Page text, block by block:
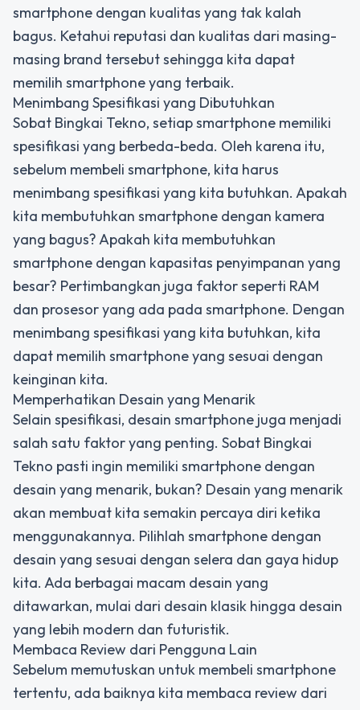
smartphone dengan kualitas yang tak kalah
bagus. Ketahui reputasi dan kualitas dari masing-
masing brand tersebut sehingga kita dapat
memilih smartphone yang terbaik.
Menimbang Spesifikasi yang Dibutuhkan
Sobat Bingkai Tekno, setiap smartphone memiliki
spesifikasi yang berbeda-beda. Oleh karena itu,
sebelum membeli smartphone, kita harus
menimbang spesifikasi yang kita butuhkan. Apakah
kita membutuhkan smartphone dengan kamera
yang bagus? Apakah kita membutuhkan
smartphone dengan kapasitas penyimpanan yang
besar? Pertimbangkan juga faktor seperti RAM
dan prosesor yang ada pada smartphone. Dengan
menimbang spesifikasi yang kita butuhkan, kita
dapat memilih smartphone yang sesuai dengan
keinginan kita.
Memperhatikan Desain yang Menarik
Selain spesifikasi, desain smartphone juga menjadi
salah satu faktor yang penting. Sobat Bingkai
Tekno pasti ingin memiliki smartphone dengan
desain yang menarik, bukan? Desain yang menarik
akan membuat kita semakin percaya diri ketika
menggunakannya. Pilihlah smartphone dengan
desain yang sesuai dengan selera dan gaya hidup
kita. Ada berbagai macam desain yang
ditawarkan, mulai dari desain klasik hingga desain
yang lebih modern dan futuristik.
Membaca Review dari Pengguna Lain
Sebelum memutuskan untuk membeli smartphone
tertentu, ada baiknya kita membaca review dari